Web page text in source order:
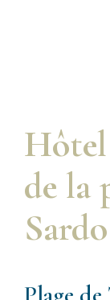
Hôtel
de la
Sardo